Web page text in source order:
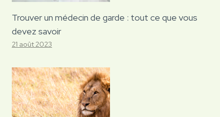
Trouver un médecin de garde : tout ce que vous
devez savoir
21 août 2023